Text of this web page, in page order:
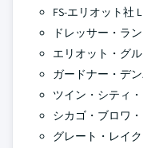
FS-エリオット社
ドレッサー・ラ
エリオット・グ
ガードナー・デ
ツイン・シティ
シカゴ・ブロワ
グレート・レイ